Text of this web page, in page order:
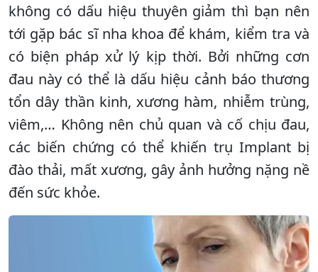
không có dấu hiệu thuyên giảm thì bạn nên
tới gặp bác sĩ nha khoa để khám, kiểm tra và
có biện pháp xử lý kịp thời. Bởi những cơn
đau này có thể là dấu hiệu cảnh báo thương
tổn dây thần kinh, xương hàm, nhiễm trùng,
viêm,… Không nên chủ quan và cố chịu đau,
các biến chứng có thể khiến trụ Implant bị
đào thải, mất xương, gây ảnh hưởng nặng nề
đến sức khỏe.